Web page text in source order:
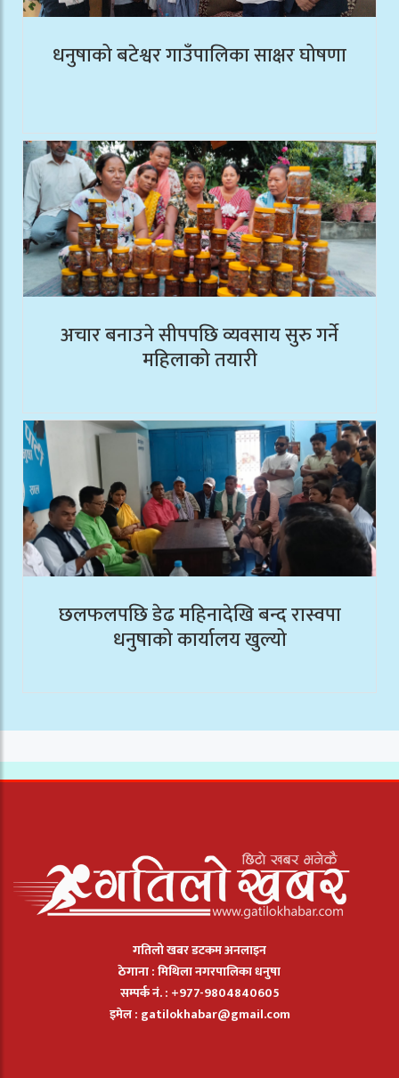
धनुषाको बटेश्वर गाउँपालिका साक्षर घोषणा
अचार बनाउने सीपपछि व्यवसाय सुरु गर्ने
महिलाको तयारी
छलफलपछि डेढ महिनादेखि बन्द रास्वपा
धनुषाको कार्यालय खुल्यो
गतिलो खबर डटकम अनलाइन
ठेगाना : मिथिला नगरपालिका धनुषा
सम्पर्क नं. : +977-9804840605
इमेल : gatilokhabar@gmail.com